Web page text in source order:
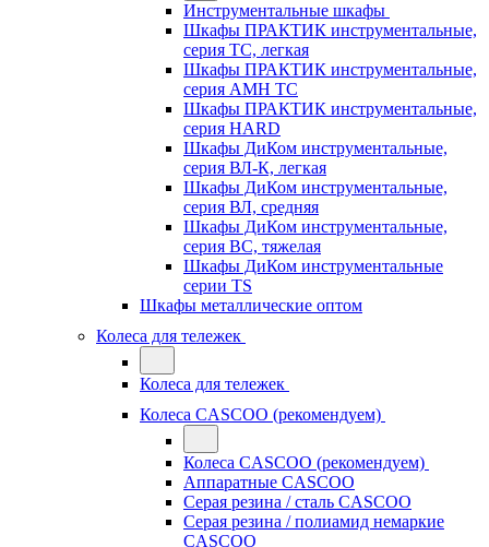
Инструментальные шкафы
Шкафы ПРАКТИК инструментальные,
серия ТC, легкая
Шкафы ПРАКТИК инструментальные,
серия AMH TC
Шкафы ПРАКТИК инструментальные,
серия HARD
Шкафы ДиКом инструментальные,
cерия ВЛ-К, легкая
Шкафы ДиКом инструментальные,
серия ВЛ, средняя
Шкафы ДиКом инструментальные,
серия ВС, тяжелая
Шкафы ДиКом инструментальные
серии TS
Шкафы металлические оптом
Колеса для тележек
Колеса для тележек
Колеса CASCOO (рекомендуем)
Колеса CASCOO (рекомендуем)
Аппаратные CASCOO
Серая резина / сталь CASCOO
Серая резина / полиамид немаркие
CASCOO